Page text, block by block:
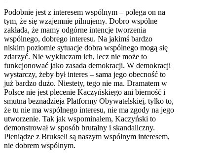
Podobnie jest z interesem wspólnym – polega on na
tym, że się wzajemnie pilnujemy. Dobro wspólne
zakłada, że mamy odgórne intencje tworzenia
wspólnego, dobrego interesu. Na jakimś bardzo
niskim poziomie sytuacje dobra wspólnego mogą się
zdarzyć. Nie wykluczam ich, lecz nie może to
funkcjonować jako zasada demokracji. W demokracji
wystarczy, żeby był interes – sama jego obecność to
już bardzo dużo. Niestety, tego nie ma. Dramatem w
Polsce nie jest plecenie Kaczyńskiego ani bierność i
smutna beznadzieja Platformy Obywatelskiej, tylko to,
że tu nie ma wspólnego interesu, nie ma zgody na jego
utworzenie. Tak jak wspominałem, Kaczyński to
demonstrował w sposób brutalny i skandaliczny.
Pieniądze z Brukseli są naszym wspólnym interesem,
nie dobrem wspólnym.